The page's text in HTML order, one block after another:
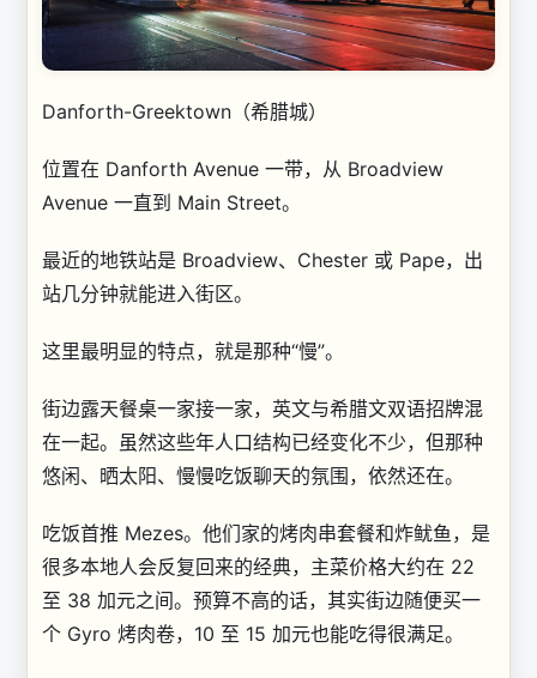
Danforth-Greektown（希腊城）
位置在 Danforth Avenue 一带，从 Broadview
Avenue 一直到 Main Street。
最近的地铁站是 Broadview、Chester 或 Pape，出
站几分钟就能进入街区。
这里最明显的特点，就是那种“慢”。
街边露天餐桌一家接一家，英文与希腊文双语招牌混
在一起。虽然这些年人口结构已经变化不少，但那种
悠闲、晒太阳、慢慢吃饭聊天的氛围，依然还在。
吃饭首推 Mezes。他们家的烤肉串套餐和炸鱿鱼，是
很多本地人会反复回来的经典，主菜价格大约在 22
至 38 加元之间。预算不高的话，其实街边随便买一
个 Gyro 烤肉卷，10 至 15 加元也能吃得很满足。